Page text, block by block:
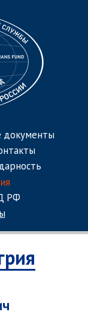
документы
РФ